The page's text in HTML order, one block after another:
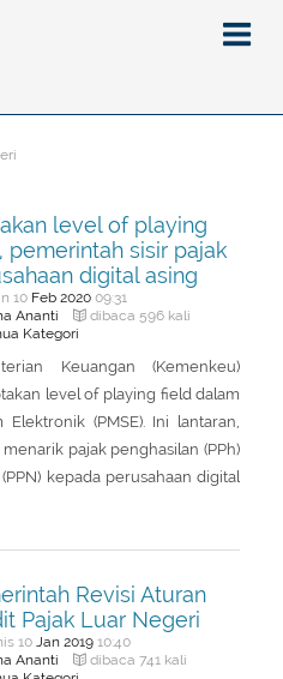
level of playing
pemerintah sisir pajak
digital asing
10 Feb 202009:31
Ananti dibaca 596 kali
Kategori
Keuangan (Kemenkeu)
level of playing field dalam
(PMSE). Ini lantaran,
pajak penghasilan (PPh)
kepada perusahaan digital
Revisi Aturan
Pajak Luar Negeri
10 Jan 201910:40
Ananti dibaca 741 kali